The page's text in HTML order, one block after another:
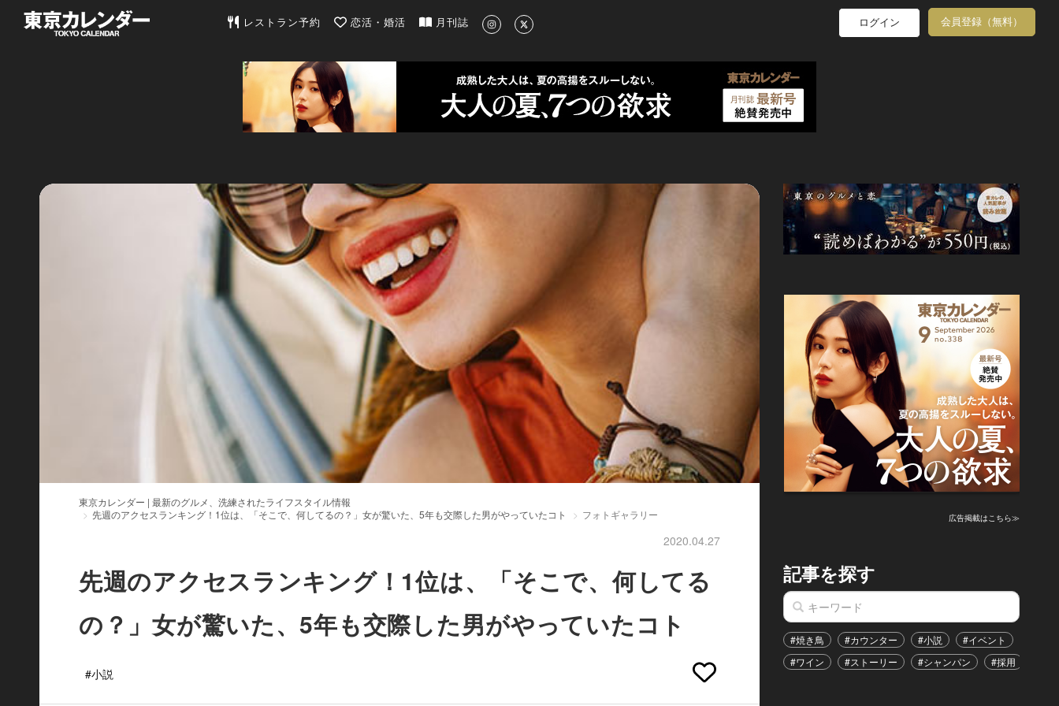
東京カレンダー | 最新のグルメ、洗練されたライフスタイル情報
レストラン予約 恋活・婚活 月刊誌 ログイン 会員登録（無料）
東京カレンダー | 最新のグルメ、洗練されたライフスタイル情報
先週のアクセスランキング！1位は、「そこで、何してるの？」女が驚いた、5年も交際した男がやっていたコト
フォトギャラリー
2020.04.27
先週のアクセスランキング！1位は、「そこで、何してる
の？」女が驚いた、5年も交際した男がやっていたコト
#小説
広告掲載はこちら≫
記事を探す
#焼き鳥 #カウンター #小説 #イベント
#ワイン
#ストーリー #シャンパン #採用